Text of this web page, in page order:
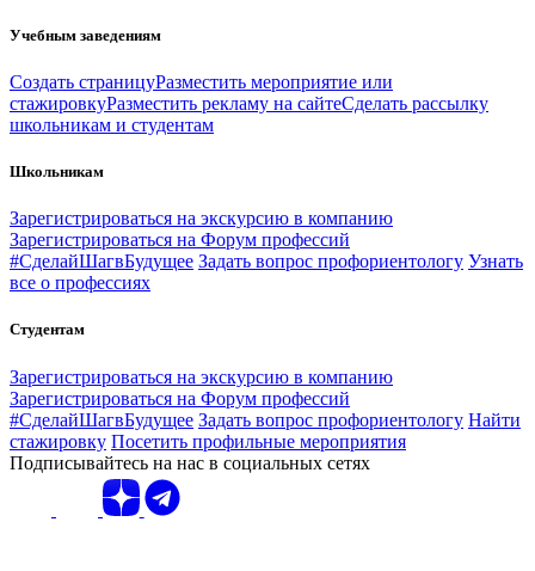
Учебным заведениям
Создать страницуРазместить мероприятие или
стажировкуРазместить рекламу на сайтеСделать рассылку
школьникам и студентам
Школьникам
Зарегистрироваться на экскурсию в компанию
Зарегистрироваться на Форум профессий
#СделайШагвБудущее Задать вопрос профориентологу Узнать
все о профессиях
Студентам
Зарегистрироваться на экскурсию в компанию
Зарегистрироваться на Форум профессий
#СделайШагвБудущее Задать вопрос профориентологу Найти
стажировку Посетить профильные мероприятия
Подписывайтесь на нас в социальных сетях